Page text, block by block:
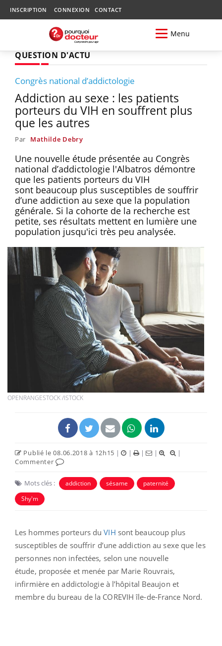
INSCRIPTION CONNEXION CONTACT
Menu
QUESTION D'ACTU
Congrès national d’addictologie
Addiction au sexe : les patients
porteurs du VIH en souffrent plus
que les autres
Par Mathilde Debry
Une nouvelle étude présentée au Congrès
national d’addictologie l'Albatros démontre
que les patients porteurs du VIH
sont beaucoup plus susceptibles de souffrir
d’une addiction au sexe que la population
générale. Si la cohorte de la recherche est
petite, ses résultats mettent en lumière une
population jusqu'ici très peu analysée.
OPENRANGESTOCK /ISTOCK
Publié le 08.06.2018 à 12h15 | | | |
|
Commenter
Mots clés : addiction sésame
paternité
Shy'm
Les hommes porteurs duVIH sont beaucoup plus
susceptibles de souffrir d’une addiction au sexe que les
personnes non infectées, selon une nouvelle
étude, proposée et menée par Marie Rouvrais,
infirmière en addictologie à l’hôpital Beaujon et
membre du bureau de la COREVIH île-de-France Nord.